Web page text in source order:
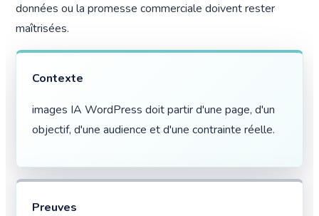
données ou la promesse commerciale doivent rester
maîtrisées.
Contexte
images IA WordPress doit partir d'une page, d'un
objectif, d'une audience et d'une contrainte réelle.
Preuves